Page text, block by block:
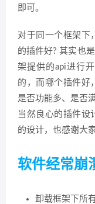
即可。
对于同一个框架下
的插件好? 其实也
架提供的api进行
的，而哪个插件好
是否功能多、是否
当然良心的插件设
的设计，也感谢大
软件经常崩
卸载框架下所